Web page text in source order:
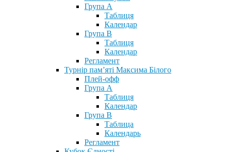
Група А
Таблиця
Календар
Група В
Таблиця
Календар
Регламент
Турнір пам’яті Максима Білого
Плей-офф
Група А
Таблиця
Календар
Група В
Таблица
Календарь
Регламент